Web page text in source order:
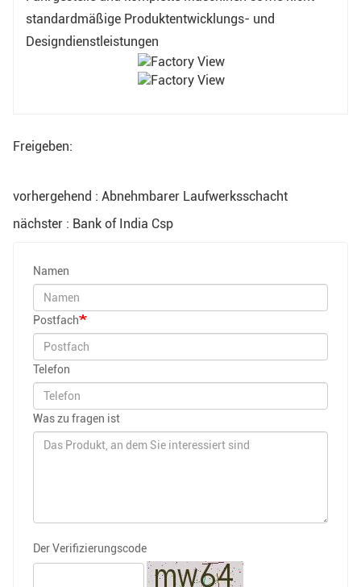
standardmäßige Produktentwicklungs- und
Designdienstleistungen
Freigeben:
vorhergehend : Abnehmbarer Laufwerksschacht
nächster : Bank of India Csp
Namen
Postfach
Telefon
Was zu fragen ist
Der Verifizierungscode